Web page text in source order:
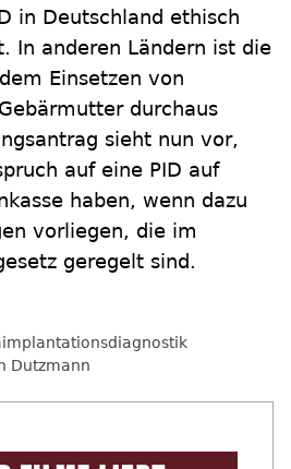
in Deutschland ethisch
In anderen Ländern ist die
Einsetzen von
durchaus
sieht nun vor,
auf eine PID auf
haben, wenn dazu
vorliegen, die im
geregelt sind.
Dutzmann